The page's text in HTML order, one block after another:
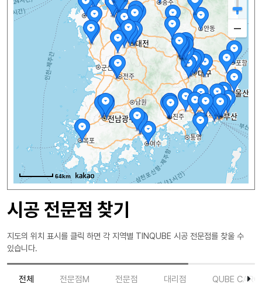
64km
시공 전문점 찾기
지도의 위치 표시를 클릭 하면 각 지역별 TINQUBE 시공 전문점를 찾울 수
있습니다.
전체 전문점M 전문점 대리점 QUBE